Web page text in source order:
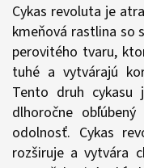
Cykas revoluta je
kmeňová rastlina so
perovitého tvaru,
tuhé a vytvárajú
Tento druh
dlhoročne
odolnosť. Cykas
rozširuje a vytvára